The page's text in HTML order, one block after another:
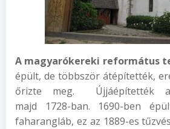
A magyarókereki református t
épült, de többször átépítették,
őrizte meg. Újjáépítették a
majd 1728-ban. 1690-ben
faharangláb, ez az 1889-es